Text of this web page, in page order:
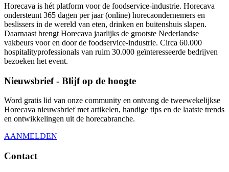
Horecava is hét platform voor de foodservice-industrie. Horecava
ondersteunt 365 dagen per jaar (online) horecaondernemers en
beslissers in de wereld van eten, drinken en buitenshuis slapen.
Daarnaast brengt Horecava jaarlijks de grootste Nederlandse
vakbeurs voor en door de foodservice-industrie. Circa 60.000
hospitalityprofessionals van ruim 30.000 geïnteresseerde bedrijven
bezoeken het event.
Nieuwsbrief - Blijf op de hoogte
Word gratis lid van onze community en ontvang de tweewekelijkse
Horecava nieuwsbrief met artikelen, handige tips en de laatste trends
en ontwikkelingen uit de horecabranche.
AANMELDEN
Contact